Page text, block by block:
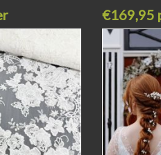
€169,95